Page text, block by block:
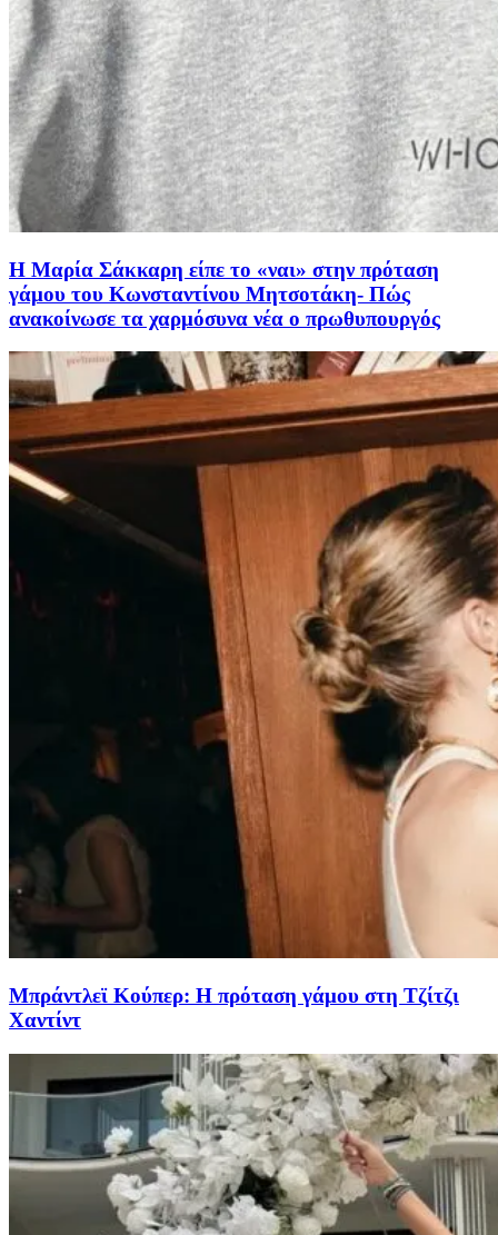
Η Μαρία Σάκκαρη είπε το «ναι» στην πρόταση
γάμου του Κωνσταντίνου Μητσοτάκη- Πώς
ανακοίνωσε τα χαρμόσυνα νέα ο πρωθυπουργός
Μπράντλεϊ Κούπερ: Η πρόταση γάμου στη Τζίτζι
Χαντίντ